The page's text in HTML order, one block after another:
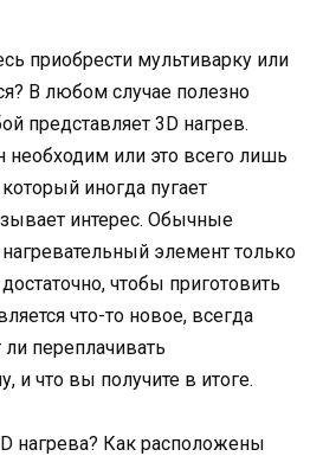
приобрести мультиварку или
В любом случае полезно
представляет 3D нагрев.
необходим или это всего лишь
иногда пугает
интерес. Обычные
элемент только
чтобы приготовить
что-то новое, всегда
ли переплачивать
и что вы получите в итоге.
нагрева? Как расположены